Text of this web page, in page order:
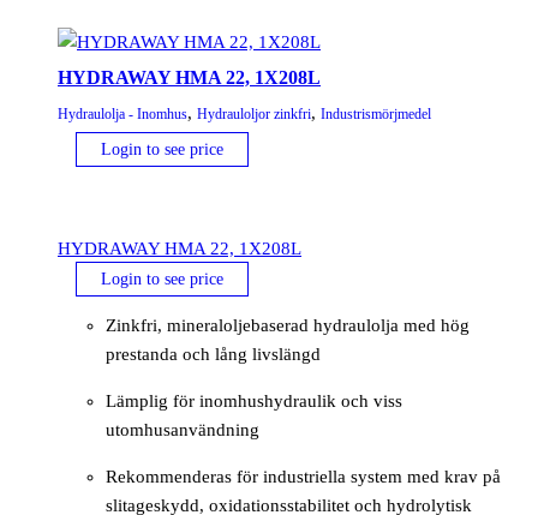
HYDRAWAY HMA 22, 1X208L
Hydraulolja - Inomhus, Hydrauloljor zinkfri, Industrismörjmedel
Login to see price
HYDRAWAY HMA 22, 1X208L
Login to see price
Zinkfri, mineraloljebaserad hydraulolja med hög
prestanda och lång livslängd
Lämplig för inomhushydraulik och viss
utomhusanvändning
Rekommenderas för industriella system med krav på
slitageskydd, oxidationsstabilitet och hydrolytisk